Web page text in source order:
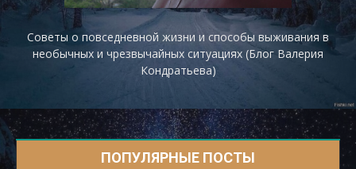
Советы о повседневной жизни и способы выживания в
необычных и чрезвычайных ситуациях (Блог Валерия
Кондратьева)
ПОПУЛЯРНЫЕ ПОСТЫ